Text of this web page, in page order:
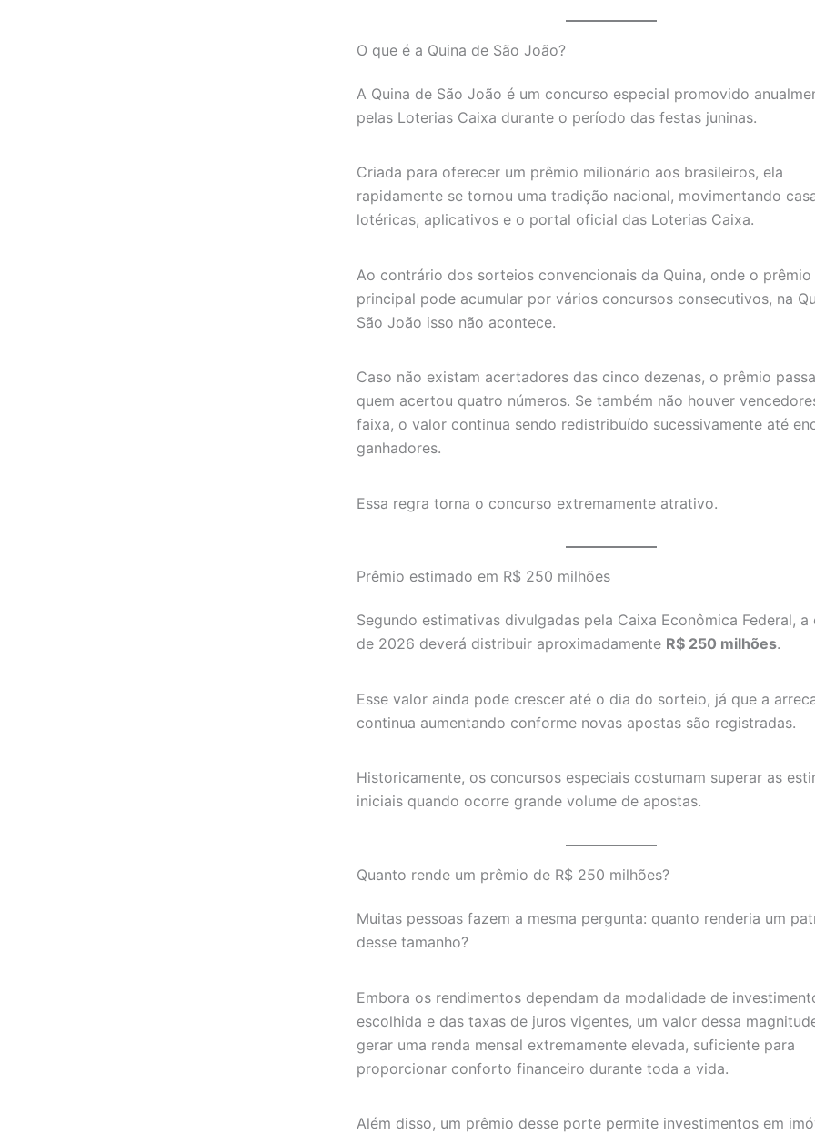
O que é a Quina de São João?
A Quina de São João é um concurso especial promovido
pelas Loterias Caixa durante o período das festas juninas.
Criada para oferecer um prêmio milionário aos brasileiros, ela
rapidamente se tornou uma tradição nacional, movimentando
lotéricas, aplicativos e o portal oficial das Loterias Caixa.
Ao contrário dos sorteios convencionais da Quina, onde o prêmio
principal pode acumular por vários concursos consecutivos, na
São João isso não acontece.
Caso não existam acertadores das cinco dezenas, o prêmio
quem acertou quatro números. Se também não houver
faixa, o valor continua sendo redistribuído sucessivamente até
ganhadores.
Essa regra torna o concurso extremamente atrativo.
Prêmio estimado em R$ 250 milhões
Segundo estimativas divulgadas pela Caixa Econômica Federal, a
de 2026 deverá distribuir aproximadamente R$ 250 milhões.
Esse valor ainda pode crescer até o dia do sorteio, já que a
continua aumentando conforme novas apostas são registradas.
Historicamente, os concursos especiais costumam superar as
iniciais quando ocorre grande volume de apostas.
Quanto rende um prêmio de R$ 250 milhões?
Muitas pessoas fazem a mesma pergunta: quanto renderia um
desse tamanho?
Embora os rendimentos dependam da modalidade de
escolhida e das taxas de juros vigentes, um valor dessa
gerar uma renda mensal extremamente elevada, suficiente para
proporcionar conforto financeiro durante toda a vida.
Além disso, um prêmio desse porte permite investimentos em